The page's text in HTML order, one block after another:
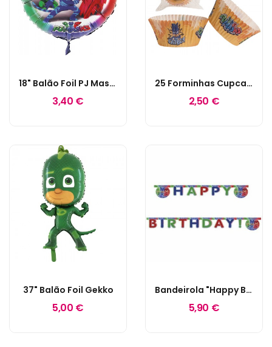
18" Balão Foil PJ Masks
3,40 €
25 Forminhas Cupcake PjMasks
2,50 €
37" Balão Foil Gekko
5,00 €
Bandeirola "Happy Birthday" PjMasks
5,90 €